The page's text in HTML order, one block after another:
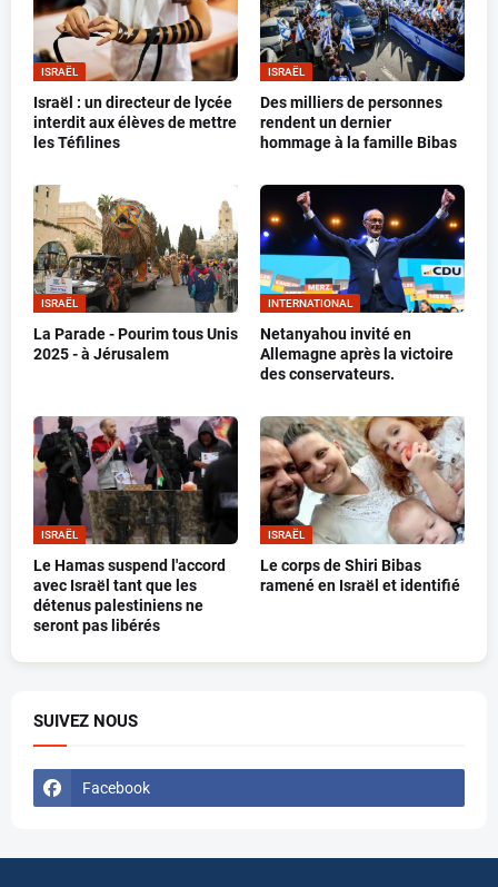
ISRAËL
Israël : un directeur de lycée
interdit aux élèves de mettre
les Téfilines
ISRAËL
Des milliers de personnes
rendent un dernier
hommage à la famille Bibas
ISRAËL
La Parade - Pourim tous Unis
2025 - à Jérusalem
INTERNATIONAL
Netanyahou invité en
Allemagne après la victoire
des conservateurs.
ISRAËL
Le Hamas suspend l'accord
avec Israël tant que les
détenus palestiniens ne
seront pas libérés
ISRAËL
Le corps de Shiri Bibas
ramené en Israël et identifié
SUIVEZ NOUS
Facebook